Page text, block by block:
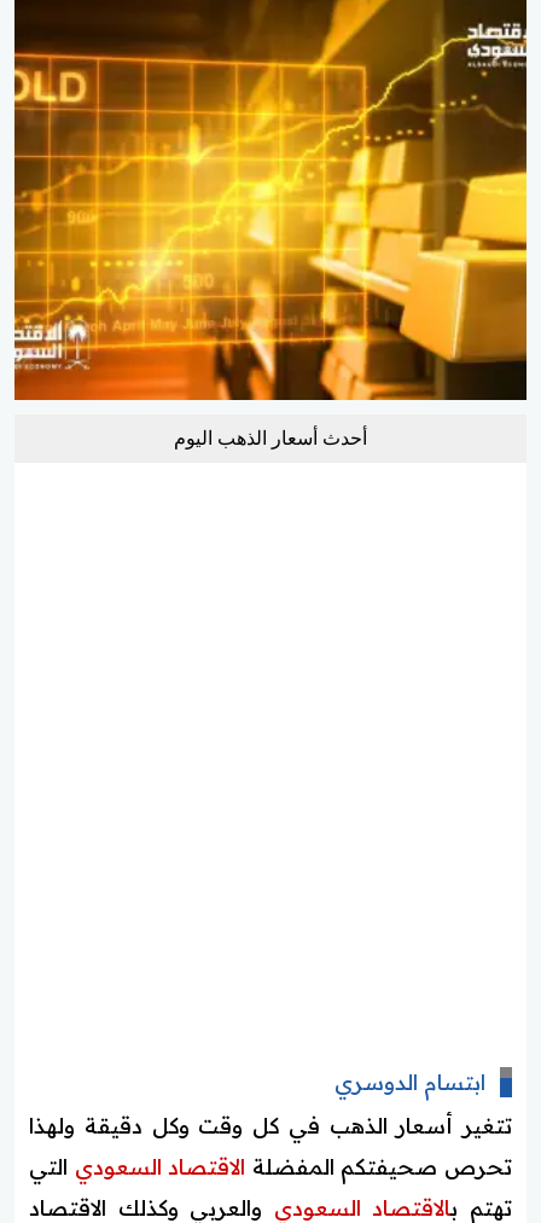
أحدث أسعار الذهب اليوم
ابتسام الدوسري
تتغير أسعار الذهب في كل وقت وكل دقيقة ولهذا
تحرص صحيفتكم المفضلة الاقتصاد السعودي التي
تهتم بالاقتصاد السعودي والعربي وكذلك الاقتصاد